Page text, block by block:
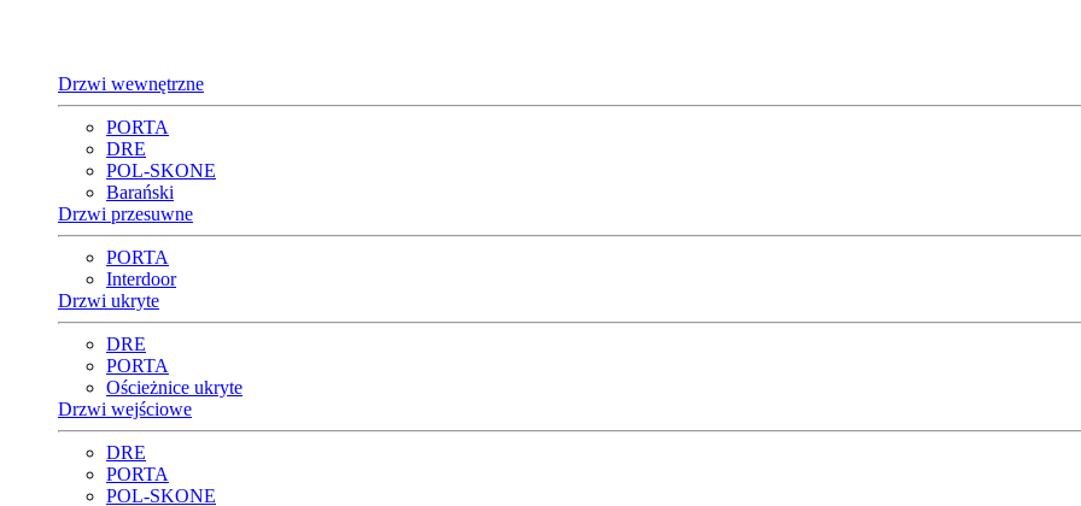
Drzwi wewnętrzne
PORTA
DRE
POL-SKONE
Barański
Drzwi przesuwne
PORTA
Interdoor
Drzwi ukryte
DRE
PORTA
Ościeżnice ukryte
Drzwi wejściowe
DRE
PORTA
POL-SKONE